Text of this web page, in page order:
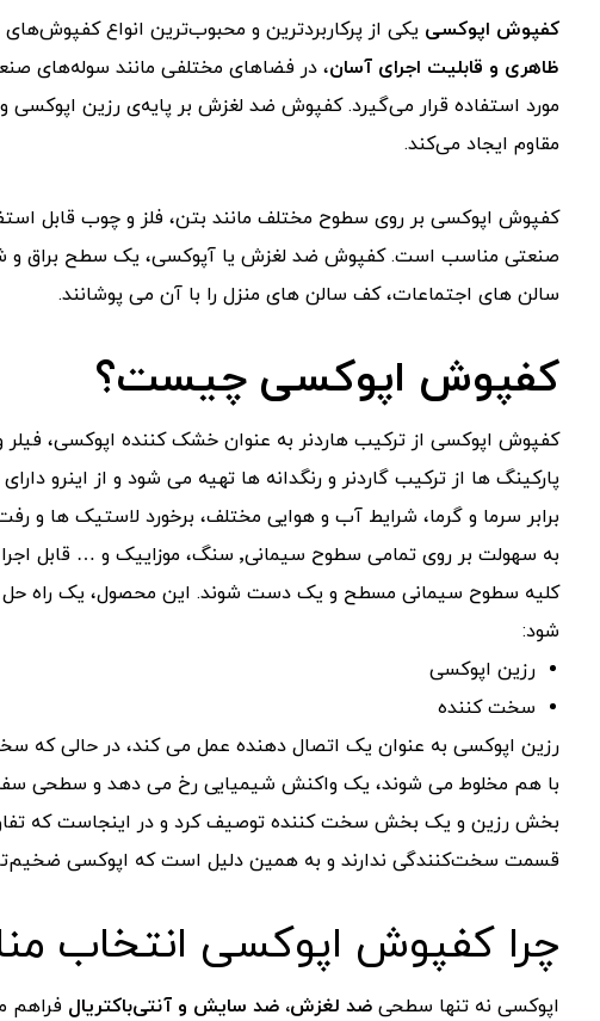
کفپوش اپوکسی یکی از پرکاربردترین و محبوب‌ترین انواع
ظاهری و قابلیت اجرای آسان، در فضاهای مختلفی مانند سوله‌های
مورد استفاده قرار می‌گیرد. کفپوش ضد لغزش بر پایه‌ی رزین
مقاوم ایجاد می‌کند.
کفپوش اپوکسی بر روی سطوح مختلف مانند بتن، فلز و چوب قابل
صنعتی مناسب است. کفپوش ضد لغزش یا آپوکسی، یک سطح براق و
سالن های اجتماعات، کف سالن های منزل را با آن می پوشانند.
کفپوش اپوکسی چیست؟
کفپوش اپوکسی از ترکیب هاردنر به عنوان خشک کننده اپوکسی،
پارکینگ ها از ترکیب گاردنر و رنگدانه ها تهیه می شود و از اینرو
برابر سرما و گرما، شرایط آب و هوایی مختلف، برخورد لاستیک ها و
کلیه سطوح سیمانی مسطح و یک دست شوند. این محصول، یک راه حل
شود:
رزین اپوکسی
سخت کننده
رزین اپوکسی به عنوان یک اتصال دهنده عمل می کند، در حالی که
با هم مخلوط می شوند، یک واکنش شیمیایی رخ می دهد و سطحی سفت
بخش رزین و یک بخش سخت کننده توصیف کرد و در اینجاست که
قسمت سخت‌کنندگی ندارند و به همین دلیل است که اپوکسی
چرا کفپوش اپوکسی انتخاب
اپوکسی نه تنها سطحی ضد لغزش، ضد سایش و آنتی‌باکتریال فراهم